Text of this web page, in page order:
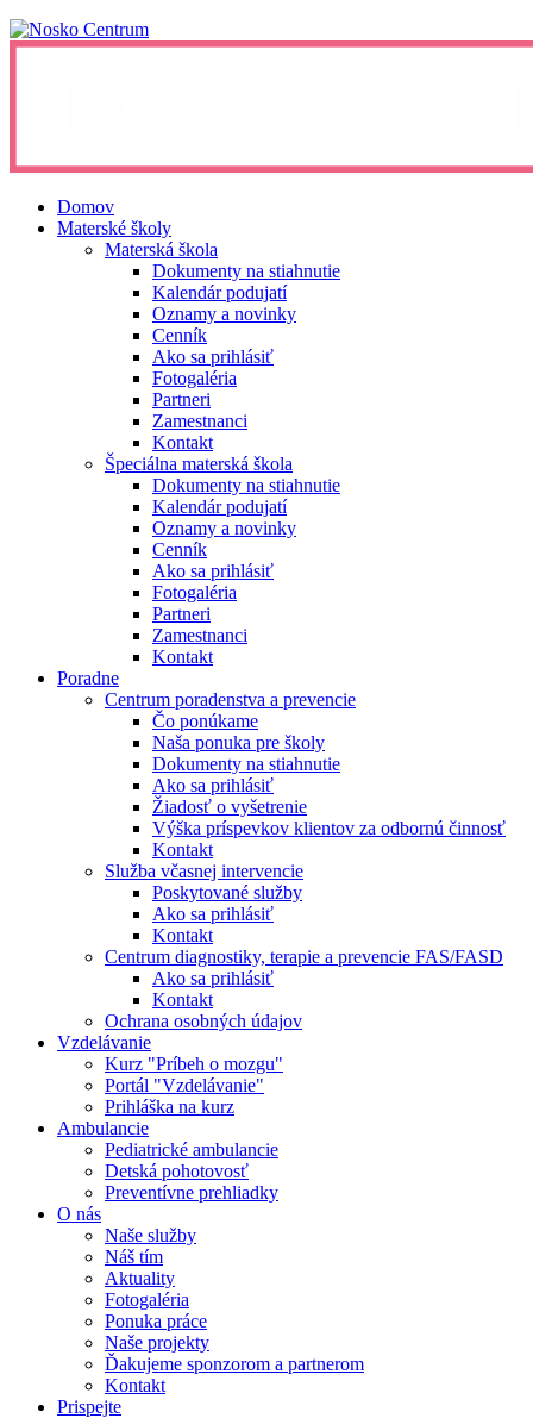
Domov
Materské školy
Materská škola
Dokumenty na stiahnutie
Kalendár podujatí
Oznamy a novinky
Cenník
Ako sa prihlásiť
Fotogaléria
Partneri
Zamestnanci
Kontakt
Špeciálna materská škola
Dokumenty na stiahnutie
Kalendár podujatí
Oznamy a novinky
Cenník
Ako sa prihlásiť
Fotogaléria
Partneri
Zamestnanci
Kontakt
Poradne
Centrum poradenstva a prevencie
Čo ponúkame
Naša ponuka pre školy
Dokumenty na stiahnutie
Ako sa prihlásiť
Žiadosť o vyšetrenie
Výška príspevkov klientov za odbornú činnosť
Kontakt
Služba včasnej intervencie
Poskytované služby
Ako sa prihlásiť
Kontakt
Centrum diagnostiky, terapie a prevencie FAS/FASD
Ako sa prihlásiť
Kontakt
Ochrana osobných údajov
Vzdelávanie
Kurz "Príbeh o mozgu"
Portál "Vzdelávanie"
Prihláška na kurz
Ambulancie
Pediatrické ambulancie
Detská pohotovosť
Preventívne prehliadky
O nás
Naše služby
Náš tím
Aktuality
Fotogaléria
Ponuka práce
Naše projekty
Ďakujeme sponzorom a partnerom
Kontakt
Prispejte